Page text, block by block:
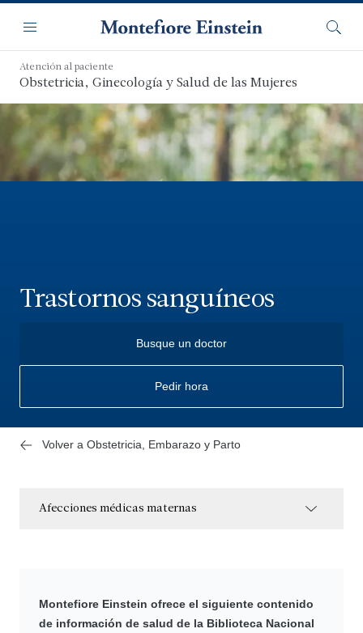
contenido
principal
Navegación
Menú
Atención al paciente
Obstetricia, Ginecología y Salud de las Mujeres
Trastornos sanguíneos
Busque un doctor
Pedir hora
Volver a Obstetricia, Embarazo y Parto
Afecciones médicas maternas
Montefiore Einstein ofrece el siguiente contenido
de información de salud de la Biblioteca Nacional